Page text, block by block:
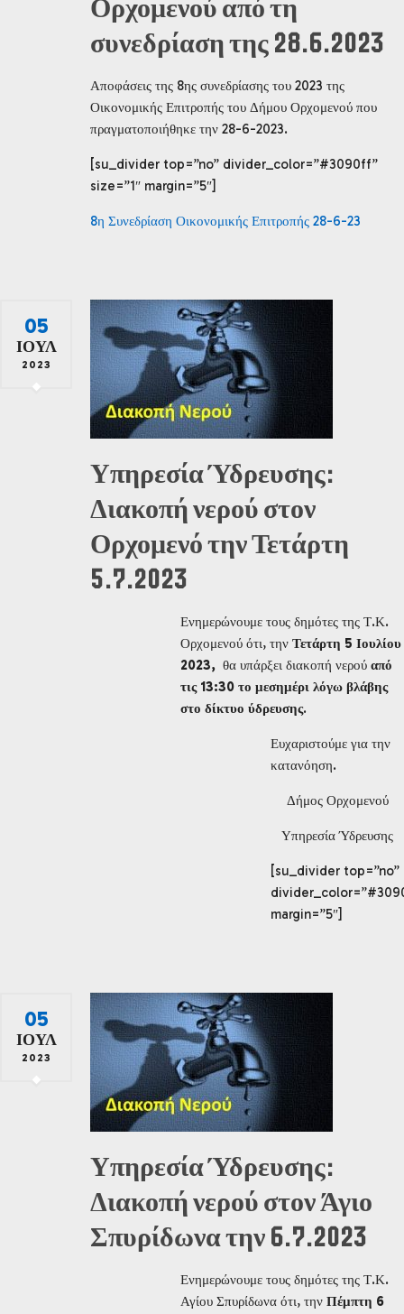
Ορχομενού από τη
συνεδρίαση της 28.6.2023
Αποφάσεις της 8ης συνεδρίασης του 2023 της
Οικονομικής Επιτροπής του Δήμου Ορχομενού που
πραγματοποιήθηκε την 28-6-2023.
[su_divider top=”no” divider_color=”#3090ff”
size=”1″ margin=”5″]
8η Συνεδρίαση Οικονομικής Επιτροπής 28-6-23
05
ΙΟΎΛ
2023
Υπηρεσία Ύδρευσης:
Διακοπή νερού στον
Ορχομενό την Τετάρτη
5.7.2023
Ενημερώνουμε τους δημότες της Τ.Κ.
Ορχομενού ότι, την Τετάρτη 5 Ιουλίου
2023, θα υπάρξει διακοπή νερού από
τις 13:30 το μεσημέρι λόγω βλάβης
στο δίκτυο ύδρευσης.
Ευχαριστούμε για την
κατανόηση.
Δήμος Ορχομενού
Υπηρεσία Ύδρευσης
[su_divider top=”no”
margin=”5″]
05
ΙΟΎΛ
2023
Υπηρεσία Ύδρευσης:
Διακοπή νερού στον Άγιο
Σπυρίδωνα την 6.7.2023
Ενημερώνουμε τους δημότες της Τ.Κ.
Αγίου Σπυρίδωνα ότι, την Πέμπτη 6